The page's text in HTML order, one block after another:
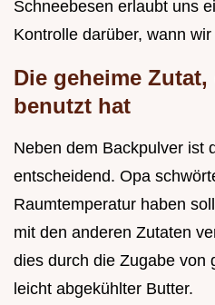
Schneebesen erlaubt uns
Kontrolle darüber, wann
Die geheime
benutzt hat
Neben dem Backpulver ist
entscheidend. Opa
Raumtemperatur haben
mit den anderen Zutaten
dies durch die Zugabe von
leicht abgekühlter Butter.